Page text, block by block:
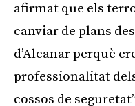
afirmat que els
canviar de plans
d’Alcanar perquè
professionalitat
cossos de